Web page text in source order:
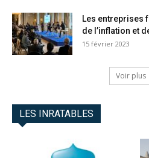
Les entreprises
de l’inflation et
15 février 2023
Voir plus
LES INRATABLES